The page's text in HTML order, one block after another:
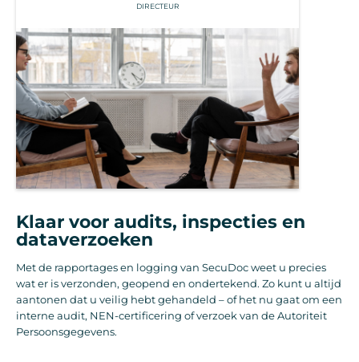
DIRECTEUR
Klaar voor audits, inspecties en
dataverzoeken
Met de rapportages en logging van SecuDoc weet u precies
wat er is verzonden, geopend en ondertekend. Zo kunt u altijd
aantonen dat u veilig hebt gehandeld – of het nu gaat om een
interne audit, NEN-certificering of verzoek van de Autoriteit
Persoonsgegevens.